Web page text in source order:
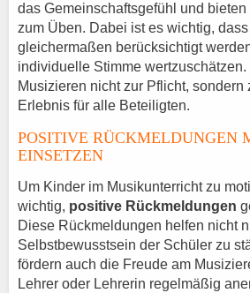
das Gemeinschaftsgefühl und
zum Üben. Dabei ist es wichtig,
gleichermaßen berücksichtigt
individuelle Stimme
Musizieren nicht zur Pflicht, sondern
Erlebnis für alle Beteiligten.
POSITIVE RÜCKMELDUNGEN
EINSETZEN
Um Kinder im Musikunterricht zu
wichtig, positive Rückmeldungen
Diese Rückmeldungen helfen nicht
Selbstbewusstsein der Schüler zu
fördern auch die Freude am
Lehrer oder Lehrerin regelmäßig